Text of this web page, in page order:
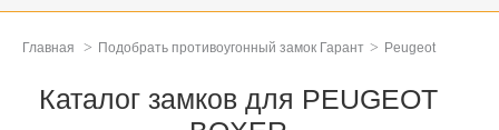
Главная > Подобрать противоугонный замок Гарант > Peugeot
Каталог замков для PEUGEOT